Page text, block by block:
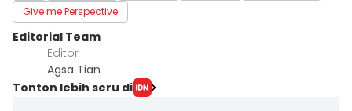
Give me Perspective
Editorial Team
Editor
Agsa Tian
Tonton lebih seru di